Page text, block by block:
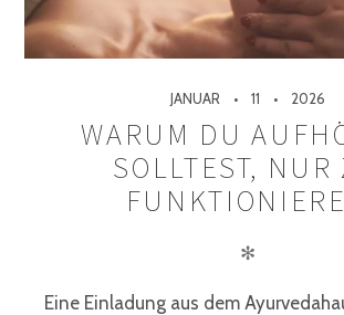
JANUAR 11 2026
WARUM DU
SOLLTEST, NUR
✻
Eine Einladung aus dem